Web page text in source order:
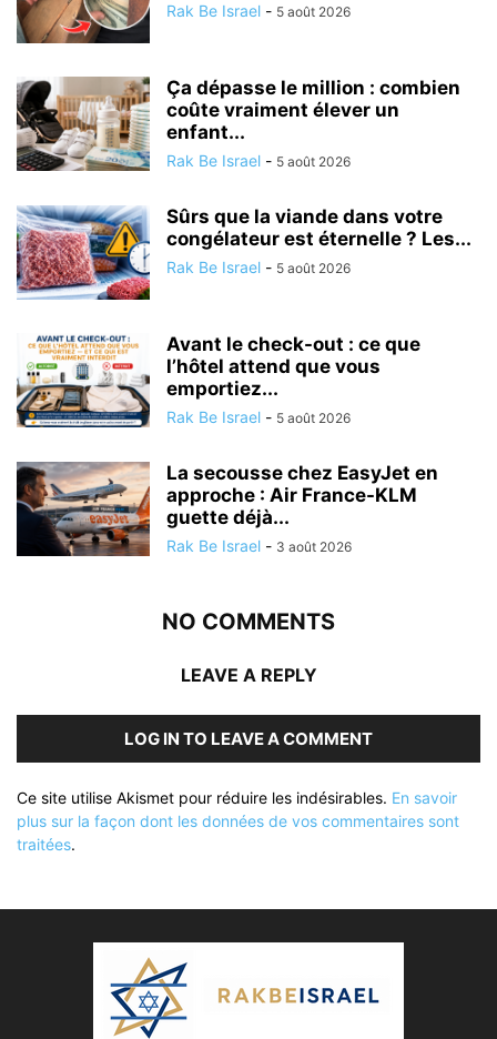
Rak Be Israel - 5 août 2026
Ça dépasse le million : combien
coûte vraiment élever un
enfant...
Rak Be Israel - 5 août 2026
Sûrs que la viande dans votre
congélateur est éternelle ? Les...
Rak Be Israel - 5 août 2026
Avant le check-out : ce que
l’hôtel attend que vous
emportiez...
Rak Be Israel - 5 août 2026
La secousse chez EasyJet en
approche : Air France-KLM
guette déjà...
Rak Be Israel - 3 août 2026
NO COMMENTS
LEAVE A REPLY
LOG IN TO LEAVE A COMMENT
Ce site utilise Akismet pour réduire les indésirables. En savoir
plus sur la façon dont les données de vos commentaires sont
traitées.